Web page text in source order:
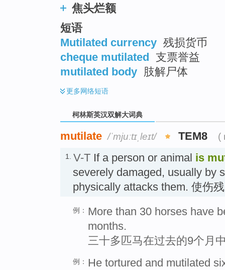
焦头烂额
短语
Mutilated currency 残损货币
cheque mutilated 支票誉益
mutilated body 肢解尸体
更多网络短语
柯林斯英汉双解大词典
mutilate /ˈmjuːtɪˌleɪt/ TEM8 (
1. V-T If a person or animal is
severely damaged, usually by
physically attacks them. 使伤残
例： More than 30 horses have
months.
三十多匹马在过去的9个月
例： He tortured and mutilated